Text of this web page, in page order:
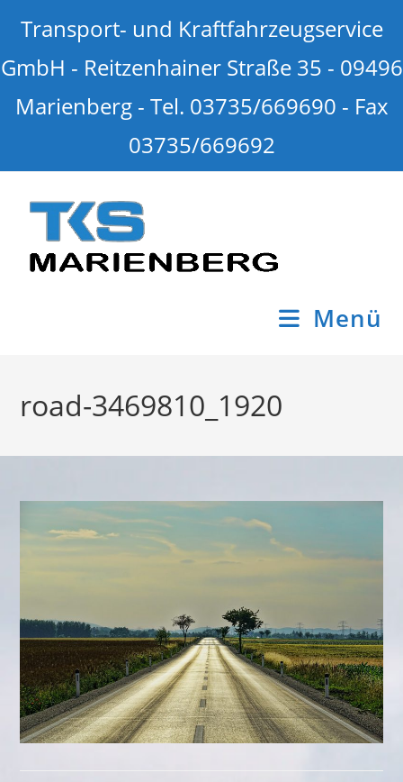
Transport- und Kraftfahrzeugservice
GmbH - Reitzenhainer Straße 35 - 09496
Marienberg - Tel. 03735/669690 - Fax
03735/669692
Menü
road-3469810_1920